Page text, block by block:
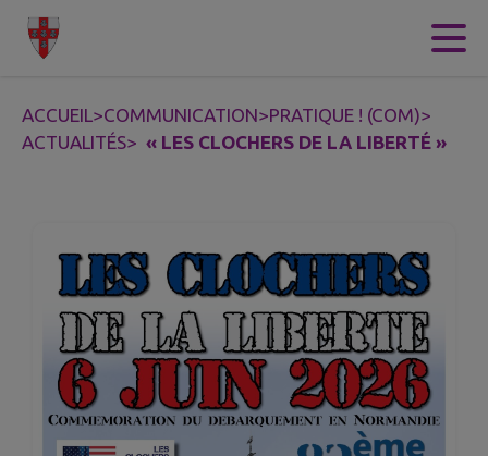
Contenu
ACCUEIL>COMMUNICATION>PRATIQUE ! (COM)>
ACTUALITÉS> « LES CLOCHERS DE LA LIBERTÉ »